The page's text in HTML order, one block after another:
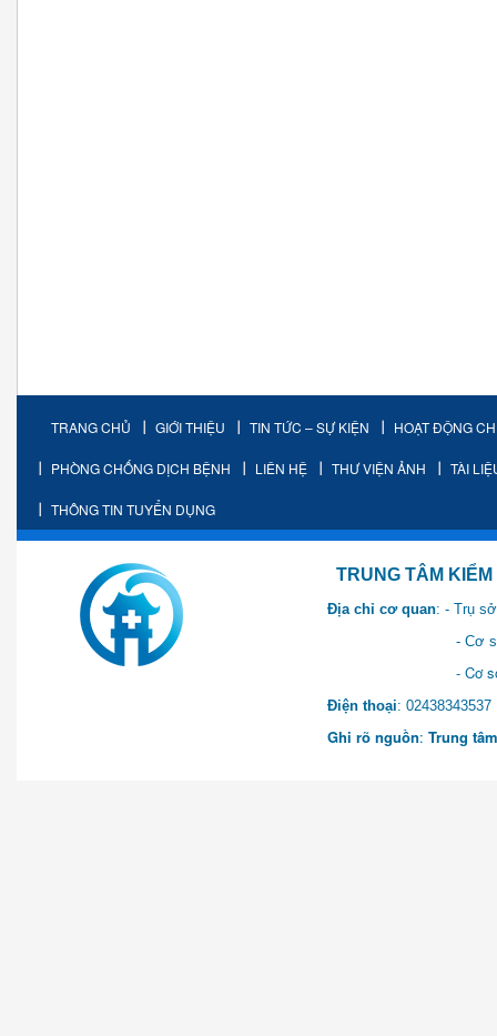
TRANG CHỦ GIỚI THIỆU TIN TỨC – SỰ KIỆN HOẠT ĐỘNG
PHÒNG CHỐNG DỊCH BỆNH LIÊN HỆ THƯ VIỆN ẢNH TÀI
THÔNG TIN TUYỂN DỤNG
TRUNG TÂM KIỂM SOÁT
Địa chỉ cơ quan: - Trụ
- Cơ sở 2: Khu Hành
- Cơ sở 3: Số 1 Ngõ 2
Điện thoại:
Ghi rõ nguồn: Trung